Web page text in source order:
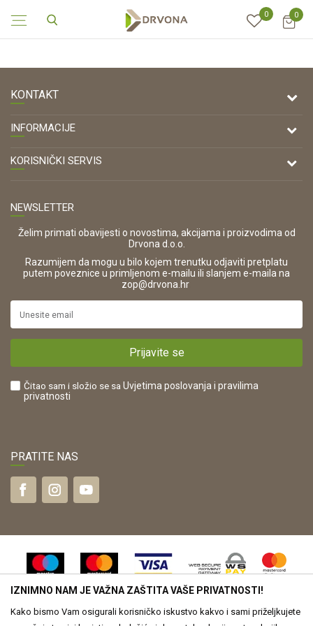
0 0
KONTAKT
DRVONA D.O.O.
Antuna Mihanovića 7,
47000 Karlovac
OIB:
42821181683
16280
https://www.drvona.hr/
POREZNI BROJ:
INFORMACIJE
O nama
KORISNIČKI SERVIS
Zaštita privatnosti i osobnih podataka
Korištenje kolačića
Pravo na odustajanje i jednostrani raskid ugovora
Reklamacije
Plaćanje karticama
Što dobivam registracijom?
NEWSLETTER
Želim primati obavijesti o novostima, akcijama i proizvodima od
Drvona d.o.o.
Razumijem da mogu u bilo kojem trenutku odjaviti pretplatu
putem poveznice u primljenom e-mailu ili slanjem e-maila na
zop@drvona.hr
Prijavite se
Čitao sam i složio se sa Uvjetima poslovanja i pravilima
privatnosti
PRATITE NAS
IZNIMNO NAM JE VAŽNA ZAŠTITA VAŠE PRIVATNOSTI!
Kako bismo Vam osigurali korisničko iskustvo kakvo i sami priželjkujete